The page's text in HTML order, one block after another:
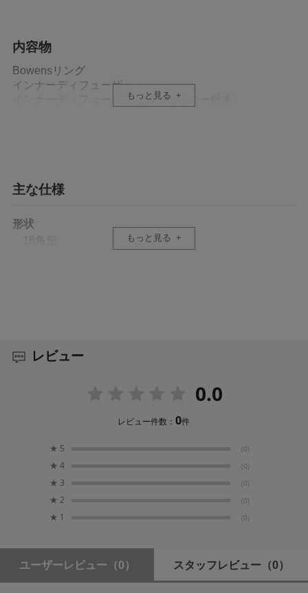
内容物
Bowensリング
インナーディフューザー
インナーディフューザー（リフレクター付き）
もっと見る
主な仕様
形状
300mm×1200mm×430mm
重量（ソフトボックスのみ）
890g
もっと見る
レビュー
0.0
レビュー件数：0件
★ 5 (0)
★ 4 (0)
★ 3 (0)
★ 2 (0)
★ 1 (0)
ユーザーレビュー （0） スタッフレビュー （0）